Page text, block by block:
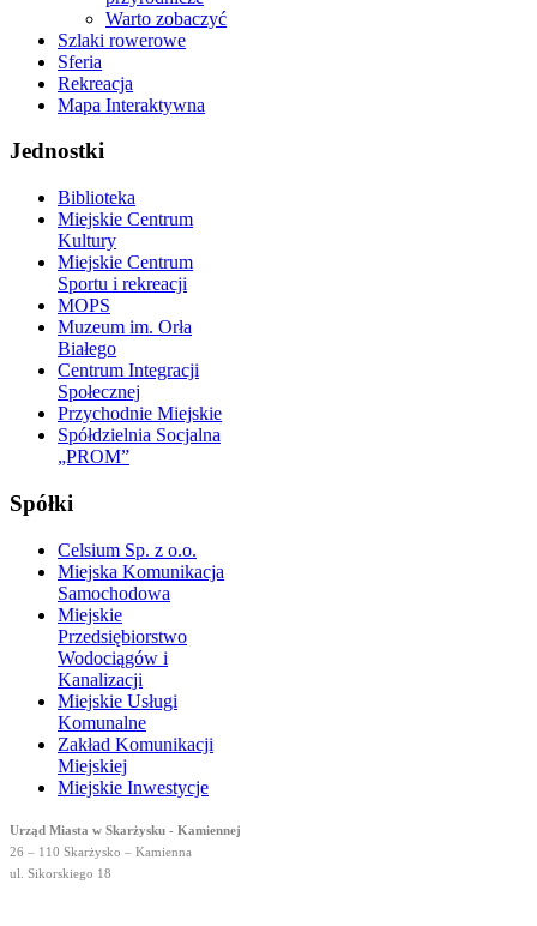
Warto zobaczyć
Szlaki rowerowe
Sferia
Rekreacja
Mapa Interaktywna
Jednostki
Biblioteka
Miejskie Centrum
Kultury
Miejskie Centrum
Sportu i rekreacji
MOPS
Muzeum im. Orła
Białego
Centrum Integracji
Społecznej
Przychodnie Miejskie
Spółdzielnia Socjalna
„PROM”
Spółki
Celsium Sp. z o.o.
Miejska Komunikacja
Samochodowa
Miejskie
Przedsiębiorstwo
Wodociągów i
Kanalizacji
Miejskie Usługi
Komunalne
Zakład Komunikacji
Miejskiej
Miejskie Inwestycje
Urząd Miasta w Skarżysku - Kamiennej
26 – 110 Skarżysko – Kamienna
ul. Sikorskiego 18